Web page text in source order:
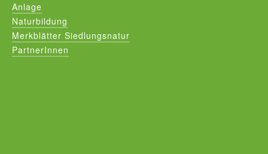
Anlage
Naturbildung
Merkblätter Siedlungsnatur
PartnerInnen